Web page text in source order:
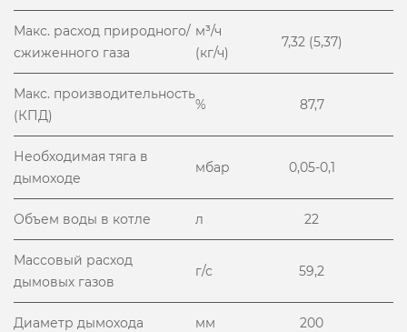
Макс. расход природного/
сжиженного газа
м³/ч
(кг/ч)
7,32 (5,37)
Макс. производительность
(КПД)
% 87,7
Необходимая тяга в
дымоходе
мбар 0,05-0,1
Объем воды в котле л 22
Массовый расход
дымовых газов
г/с 59,2
Диаметр дымохода мм 200